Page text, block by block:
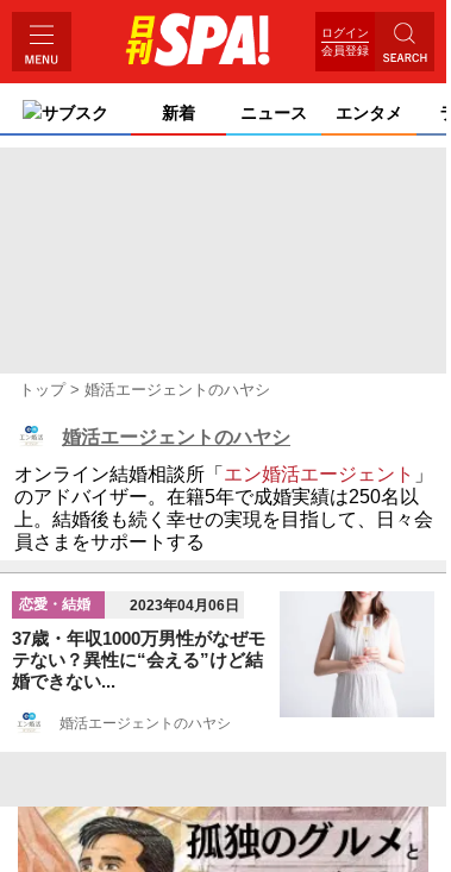
ログイン
会員登録
サブスク 新着 ニュース エンタメ
トップ 婚活エージェントのハヤシ
婚活エージェントのハヤシ
オンライン結婚相談所「 エン婚活エージェント 」
のアドバイザー。在籍5年で成婚実績は250名以
上。結婚後も続く幸せの実現を目指して、日々会
員さまをサポートする
恋愛・結婚 2023年04月06日
37歳・年収1000万男性がなぜモ
テない？異性に“会える”けど結
婚できない...
婚活エージェントのハヤシ